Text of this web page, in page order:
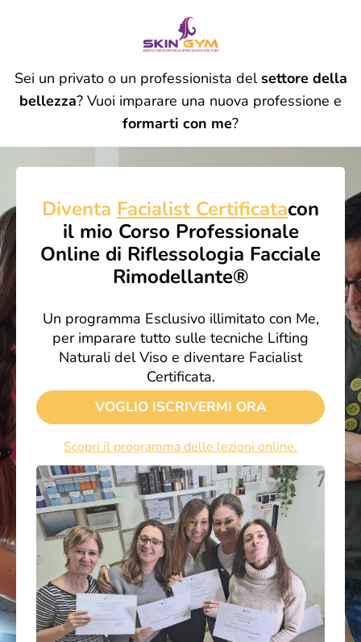
Sei un privato o un professionista delsettore della
bellezza? Vuoi imparare una nuova professione e
formarti con me?
Diventa Facialist Certificatacon
il mio Corso Professionale
Online di Riflessologia Facciale
Rimodellante®
Un programma Esclusivo illimitato con Me,
per imparare tutto sulle tecniche Lifting
Naturali del Viso e diventare Facialist
Certificata.
VOGLIO ISCRIVERMI ORA
Scopri il programma delle lezioni online.